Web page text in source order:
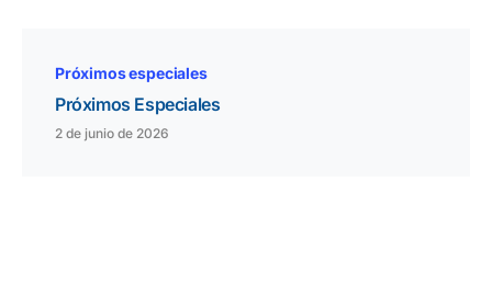
Próximos especiales
Próximos Especiales
2 de junio de 2026